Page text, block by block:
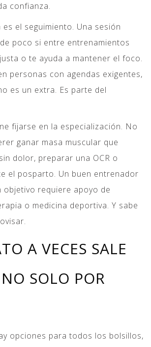
confianza.
el seguimiento. Una sesión
poco si entre entrenamientos
o te ayuda a mantener el foco.
personas con agendas exigentes,
es un extra. Es parte del
fijarse en la especialización. No
ganar masa muscular que
dolor, preparar una OCR o
el posparto. Un buen entrenador
objetivo requiere apoyo de
o medicina deportiva. Y sabe
A VECES SALE
SOLO POR
opciones para todos los bolsillos,